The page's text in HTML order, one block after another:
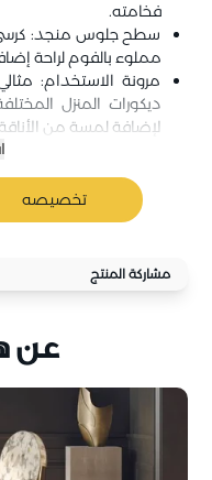
فخامته.
سطح جلوس منجد:
مملوء بالفوم لراحة
مرونة الاستخدام:
ديكورات المنزل
لإضافة لمسة من الأناقة
تخصيصه
مشاركة المنتج
عن